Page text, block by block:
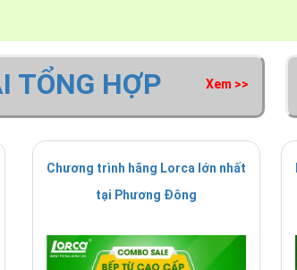
TỔNG HỢP Xem >>
Chương trình hãng Lorca lớn nhất
tại Phương Đông